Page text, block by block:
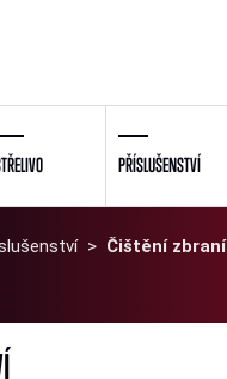
PŘÍSLUŠENSTVÍ
> Čištění zbraní